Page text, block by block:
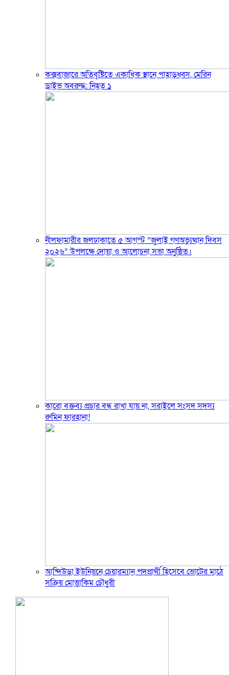
কক্সবাজারে অতিবৃষ্টিতে একাধিক স্থানে পাহাড়ধ্বস, মেরিন
ড্রাইভ অবরুদ্ধ: নিহত ১
নীলফামারীর জলঢাকাতে ৫ আগস্ট “জুলাই গণঅভ্যুত্থান দিবস
২০২৬” উপলক্ষে দোয়া ও আলোচনা সভা অনুষ্ঠিত।
‎কারো বক্তব্য প্রচার বন্ধ রাখা যায় না, সরাইলে সংসদ সদস্য
রুমিন ফারহানা!
আন্দিউড়া ইউনিয়নে চেয়ারম্যান পদপ্রার্থী হিসেবে ভোটের মাঠে
সক্রিয় মোত্তাকিম চৌধুরী